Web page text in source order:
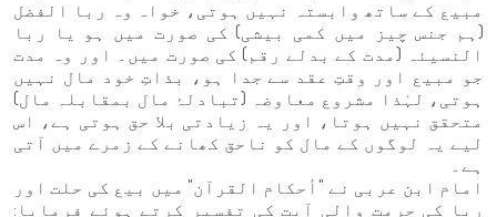
مبیع کے ساتھ وابستہ نہیں ہوتی، خواہ وہ ربا الفضل
(ہم جنس چیز میں کمی بیشی) کی صورت میں ہو یا ربا
النسیئہ (مدت کے بدلے رقم) کی صورت میں۔ اور وہ مدت
جو مبیع اور وقتِ عقد سے جدا ہو، بذاتِ خود مال نہیں
ہوتی، لہٰذا مشروع معاوضہ (تبادلۂ مال بمقابلہ مال)
متحقق نہیں ہوتا، اور یہ زیادتی بلا حق ہوتی ہے، اس
لیے یہ لوگوں کے مال کو ناحق کھانے کے زمرے میں آتی
ہے۔
امام ابن عربی نے "أحكام القرآن" میں بیع کی حلت اور
ربا کی حرمت والی آیت کی تفسیر کرتے ہوئے فرمایا: